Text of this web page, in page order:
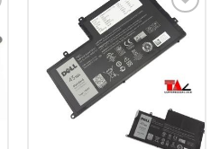
Add to
Wishlist